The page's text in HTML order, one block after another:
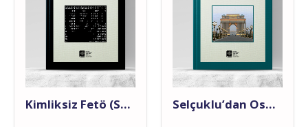
Kimliksiz Fetö (Sosyal-Psikolojik Bir Yaklaşım) Selçuklu’dan Osmanlı’ya Gence